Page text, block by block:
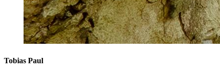
Tobias Paul